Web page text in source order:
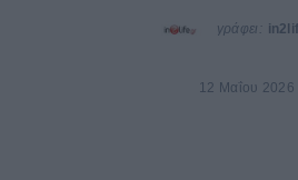
γράφει:
12 Μαΐου 2026